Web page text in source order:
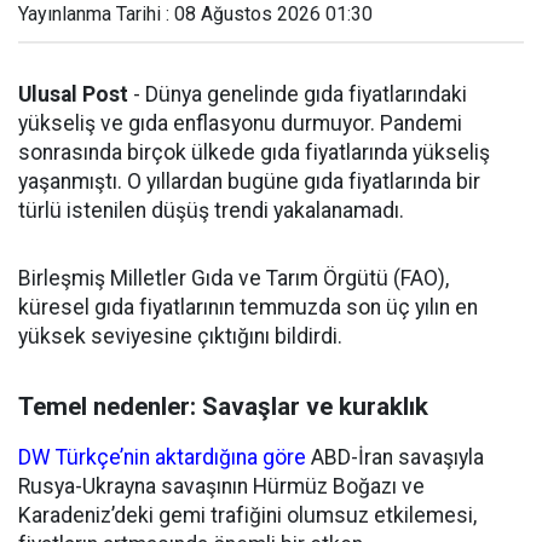
Yayınlanma Tarihi : 08 Ağustos 2026 01:30
Ulusal Post - Dünya genelinde gıda fiyatlarındaki
yükseliş ve gıda enflasyonu durmuyor. Pandemi
sonrasında birçok ülkede gıda fiyatlarında yükseliş
yaşanmıştı. O yıllardan bugüne gıda fiyatlarında bir
türlü istenilen düşüş trendi yakalanamadı.
Birleşmiş Milletler Gıda ve Tarım Örgütü (FAO),
küresel gıda fiyatlarının temmuzda son üç yılın en
yüksek seviyesine çıktığını bildirdi.
Temel nedenler: Savaşlar ve kuraklık
DW Türkçe’nin aktardığına göre ABD-İran savaşıyla
Rusya-Ukrayna savaşının Hürmüz Boğazı ve
Karadeniz’deki gemi trafiğini olumsuz etkilemesi,